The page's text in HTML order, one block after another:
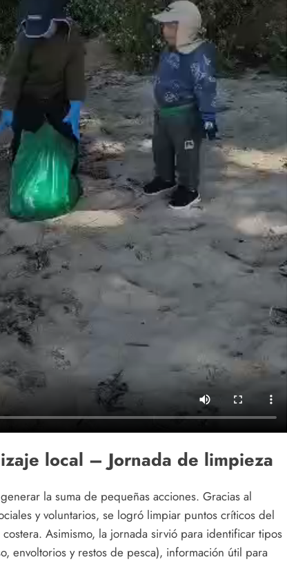
local – Jornada de limpieza
la suma de pequeñas acciones. Gracias al
y voluntarios, se logró limpiar puntos críticos del
Asimismo, la jornada sirvió para identificar tipos
envoltorios y restos de pesca), información útil para